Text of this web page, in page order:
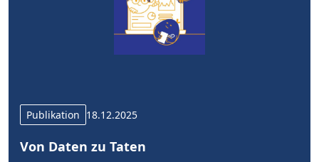
Publikation 18.12.2025
Von Daten zu Taten